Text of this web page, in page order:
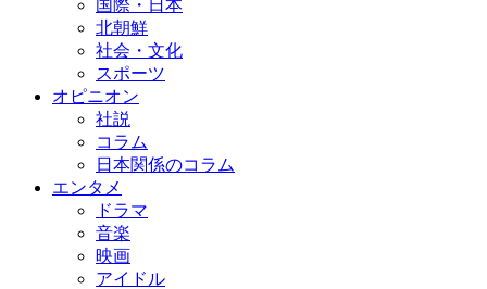
国際・日本
北朝鮮
社会・文化
スポーツ
オピニオン
社説
コラム
日本関係のコラム
エンタメ
ドラマ
音楽
映画
アイドル